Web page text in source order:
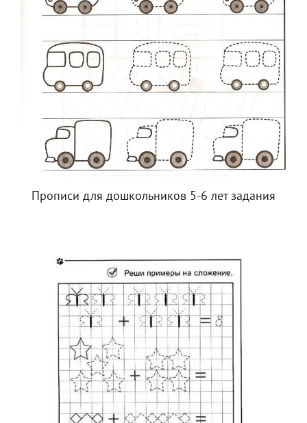
Прописи для дошкольников 5-6 лет задания